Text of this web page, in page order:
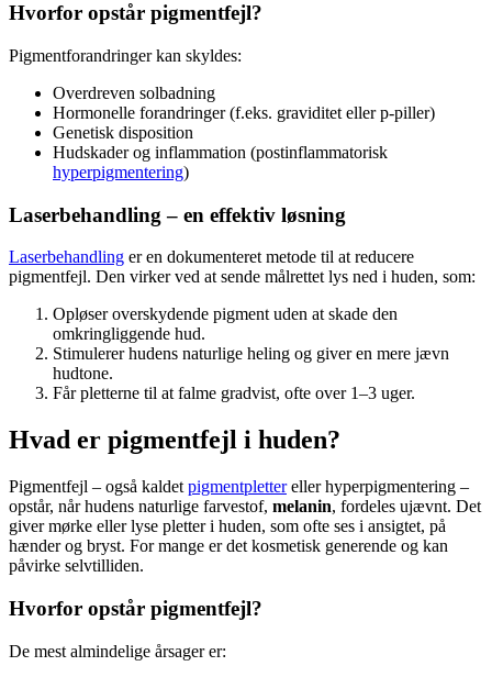
Hvorfor opstår pigmentfejl?
Pigmentforandringer kan skyldes:
Overdreven solbadning
Hormonelle forandringer (f.eks. graviditet eller p-piller)
Genetisk disposition
Hudskader og inflammation (postinflammatorisk
hyperpigmentering)
Laserbehandling – en effektiv løsning
Laserbehandling er en dokumenteret metode til at reducere
pigmentfejl. Den virker ved at sende målrettet lys ned i huden, som:
Opløser overskydende pigment uden at skade den
omkringliggende hud.
Stimulerer hudens naturlige heling og giver en mere jævn
hudtone.
Får pletterne til at falme gradvist, ofte over 1–3 uger.
Hvad er pigmentfejl i huden?
Pigmentfejl – også kaldet pigmentplettereller hyperpigmentering –
opstår, når hudens naturlige farvestof, melanin, fordeles ujævnt. Det
giver mørke eller lyse pletter i huden, som ofte ses i ansigtet, på
hænder og bryst. For mange er det kosmetisk generende og kan
påvirke selvtilliden.
Hvorfor opstår pigmentfejl?
De mest almindelige årsager er: